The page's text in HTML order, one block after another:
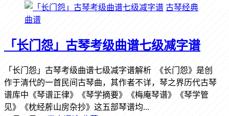
古琴经典
曲谱
「长门怨」古琴考级曲谱七级减字谱
「长门怨」古琴考级曲谱七级减字谱解析 《长门怨》是创
作于清代的一首民间古琴曲，其作者不详，琴之界历代古琴
谱库中《琴谱正律》《琴学摘要》《梅庵琴谱》《琴学管
见》《枕经葄山房杂抄》这五部琴谱均...